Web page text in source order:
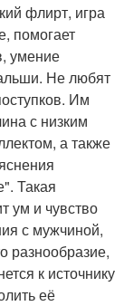
флирт, игра
помогает
умение
Не любят
Им
с низким
а также
Такая
ум и чувство
с мужчиной,
разнообразие,
к источнику
её